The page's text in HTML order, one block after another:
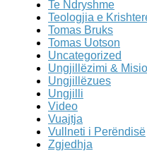
Te Ndryshme
Teologjia e
Tomas Bruks
Tomas Uotson
Uncategorized
Ungjillëzimi &
Ungjillëzues
Ungjilli
Video
Vuajtja
Vullneti i Perëndisë
Zgjedhja